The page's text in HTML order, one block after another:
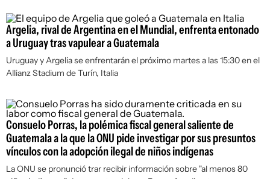
Argelia, rival de Argentina en el Mundial, enfrenta entonado
a Uruguay tras vapulear a Guatemala
Uruguay y Argelia se enfrentarán el próximo martes a las 15:30 en el
Allianz Stadium de Turín, Italia
Consuelo Porras, la polémica fiscal general saliente de
Guatemala a la que la ONU pide investigar por sus presuntos
vínculos con la adopción ilegal de niños indígenas
La ONU se pronunció trar recibir información sobre "al menos 80